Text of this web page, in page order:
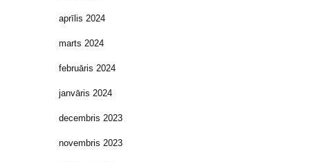
aprīlis 2024
marts 2024
februāris 2024
janvāris 2024
decembris 2023
novembris 2023